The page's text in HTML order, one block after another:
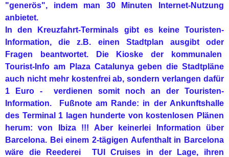
"generös", indem man 30 Minuten Internet-Nutzung
anbietet.
In den Kreuzfahrt-Terminals gibt es keine Touristen-
Information, die z.B. einen Stadtplan ausgibt oder
Fragen beantwortet. Die Kioske der kommunalen
Tourist-Info am Plaza Catalunya geben die Stadtpläne
auch nicht mehr kostenfrei ab, sondern verlangen dafür
1 Euro - verdienen somit noch an der Touristen-
Information. Fußnote am Rande: in der Ankunftshalle
des Terminal 1 lagen hunderte von kostenlosen Plänen
herum: von Ibiza !!! Aber keinerlei Information über
Barcelona. Bei einem 2-tägigen Aufenthalt in Barcelona
wäre die Reederei TUI Cruises in der Lage, ihren